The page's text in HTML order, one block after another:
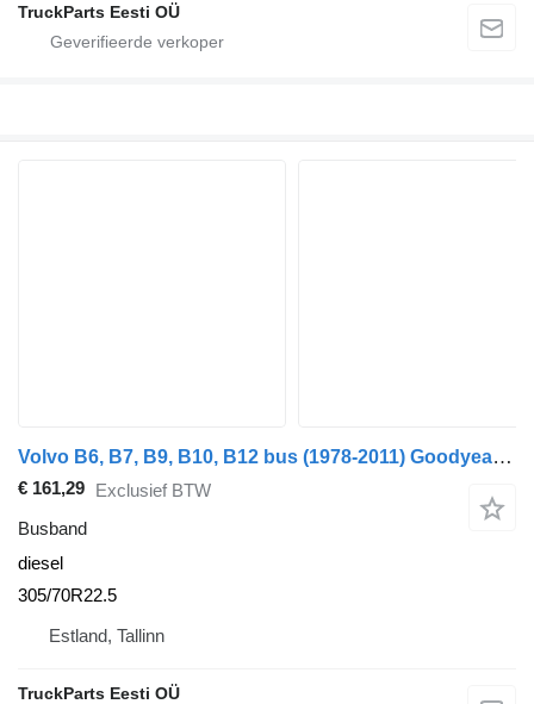
TruckParts Eesti OÜ
Volvo B6, B7, B9, B10, B12 bus (1978-2011) Goodyear B9 (01.02-)
€ 161,29 Exclusief BTW
Busband
diesel
305/70R22.5
Estland, Tallinn
TruckParts Eesti OÜ